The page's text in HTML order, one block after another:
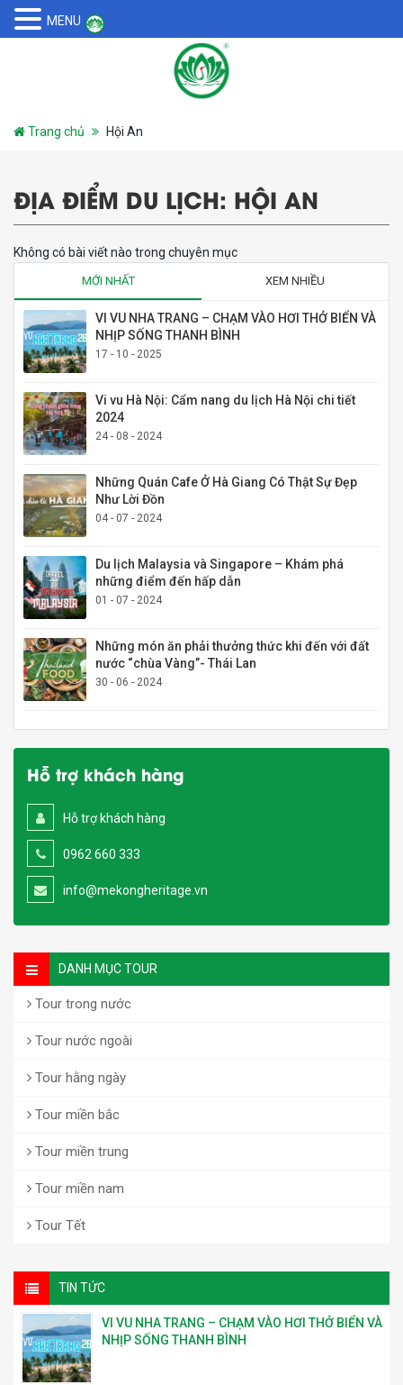
Trang chủ Hội An
ĐỊA ĐIỂM DU LỊCH: HỘI AN
Không có bài viết nào trong chuyên mục
MỚI NHẤT XEM NHIỀU
VI VU NHA TRANG – CHẠM VÀO HƠI THỞ BIỂN VÀ
NHỊP SỐNG THANH BÌNH
17 - 10 - 2025
Vi vu Hà Nội: Cẩm nang du lịch Hà Nội chi tiết
2024
24 - 08 - 2024
Những Quán Cafe Ở Hà Giang Có Thật Sự Đẹp
Như Lời Đồn
04 - 07 - 2024
Du lịch Malaysia và Singapore – Khám phá
những điểm đến hấp dẫn
01 - 07 - 2024
Những món ăn phải thưởng thức khi đến với đất
nước “chùa Vàng”- Thái Lan
30 - 06 - 2024
Hỗ trợ khách hàng
Hỗ trợ khách hàng
0962 660 333
info@mekongheritage.vn
DANH MỤC TOUR
Tour trong nước
Tour nước ngoài
Tour hằng ngày
Tour miền bắc
Tour miền trung
Tour miền nam
Tour Tết
TIN TỨC
VI VU NHA TRANG – CHẠM VÀO HƠI THỞ BIỂN VÀ
NHỊP SỐNG THANH BÌNH
MENU